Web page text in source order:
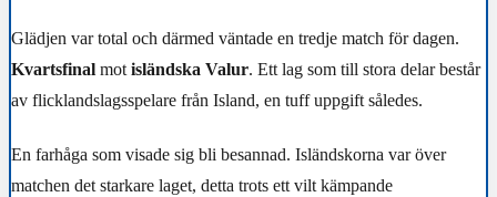
Glädjen var total och därmed väntade en tredje match för dagen.
Kvartsfinal mot isländska Valur. Ett lag som till stora delar består
av flicklandslagsspelare från Island, en tuff uppgift således.
En farhåga som visade sig bli besannad. Isländskorna var över
matchen det starkare laget, detta trots ett vilt kämpande